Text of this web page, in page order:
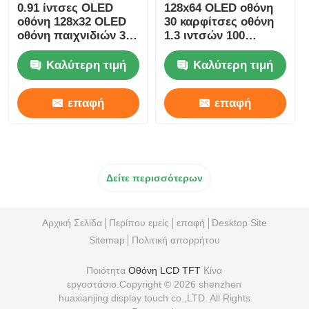
0.91 ίντσες OLED
οθόνη 128x32 OLED
οθόνη παιχνιδιών 350
Cd/M2 Wide Viewing
AngleΚαλύτερη τιμή
επαφή
128x64 OLED οθόνη
30 καρφίτσες οθόνη
1.3 ιντσών 100
φωτεινότητα Driver
IC SSD1306Καλύτερη τιμή
επαφή
Δείτε περισσότερων
Αρχική Σελίδα Περίπου εμείς επαφή
Desktop Site
Sitemap
Πολιτική απορρήτου
ΠοιότηταΟθόνη LCD TFT Κίνα
εργοστάσιο.Copyright © 2026 shenzhen
huaxianjing display touch co.,LTD. All Rights